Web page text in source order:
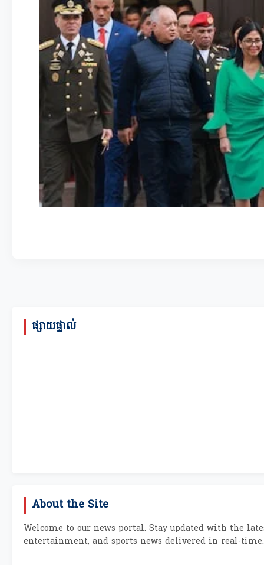
ផ្សាយផ្ទាល់
About the Site
Welcome to our news portal. Stay updated with the
entertainment, and sports news delivered in real-time.